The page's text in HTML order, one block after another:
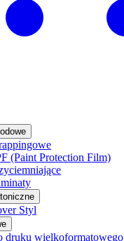
(Paint Protection Film)
Styl
druku wielkoformatowego